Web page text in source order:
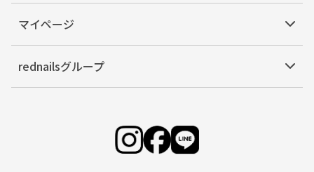
マイページ
rednailsグループ